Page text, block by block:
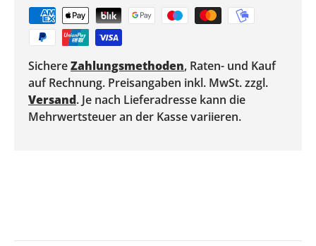
SichereZahlungsmethoden, Raten- und Kauf
auf Rechnung. Preisangaben inkl. MwSt. zzgl.
Versand. Je nach Lieferadresse kann die
Mehrwertsteuer an der Kasse variieren.